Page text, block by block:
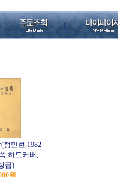
정민현,1982
,하드커버,
급)
원